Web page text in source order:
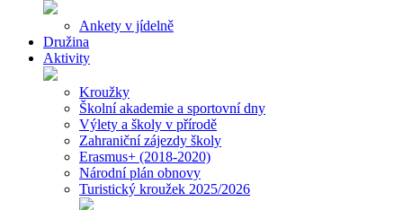
Ankety v jídelně
Družina
Aktivity
Kroužky
Školní akademie a sportovní dny
Výlety a školy v přírodě
Zahraniční zájezdy školy
Erasmus+ (2018-2020)
Národní plán obnovy
Turistický kroužek 2025/2026